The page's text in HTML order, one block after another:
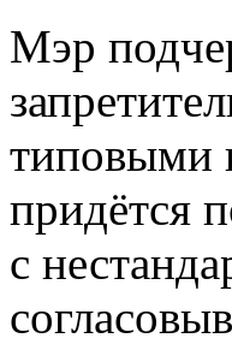
Мэр
типовыми
придётся
с